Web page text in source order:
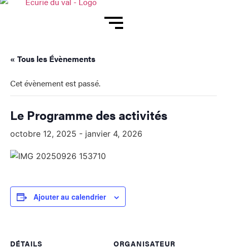
« Tous les Évènements
Cet évènement est passé.
Le Programme des activités
octobre 12, 2025 - janvier 4, 2026
Ajouter au calendrier
DÉTAILS
ORGANISATEUR